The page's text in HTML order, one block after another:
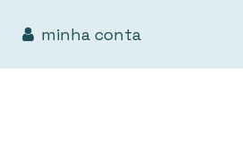
minha conta